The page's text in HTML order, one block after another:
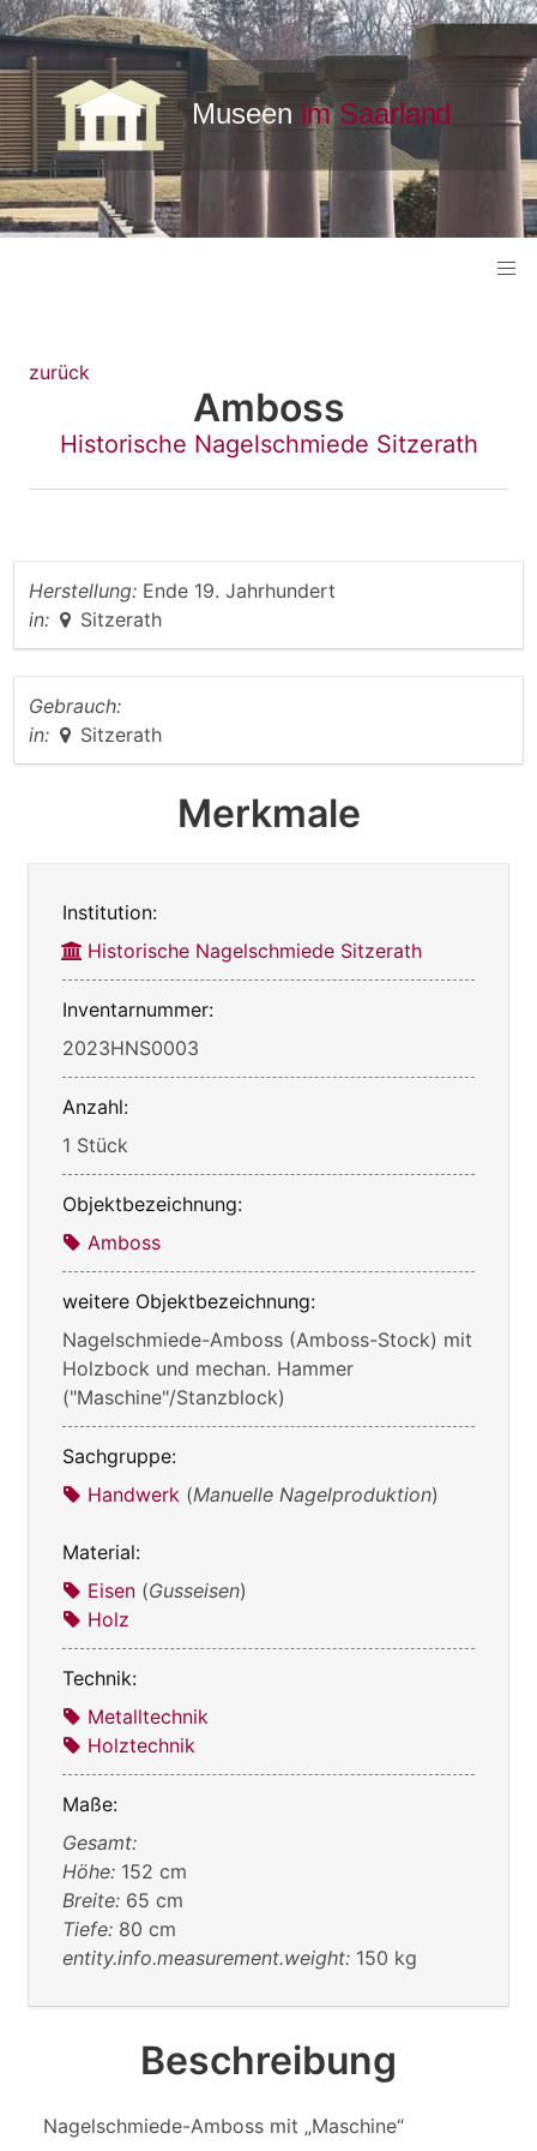
zurück
Amboss
Historische Nagelschmiede Sitzerath
Herstellung: Ende 19. Jahrhundert
in:
Sitzerath
Gebrauch:
in:
Sitzerath
Merkmale
Institution:
Historische Nagelschmiede Sitzerath
Inventarnummer:
2023HNS0003
Anzahl:
1 Stück
Objektbezeichnung:
Amboss
weitere Objektbezeichnung:
Nagelschmiede-Amboss (Amboss-Stock) mit
Holzbock und mechan. Hammer
("Maschine"/Stanzblock)
Sachgruppe:
Handwerk (Manuelle Nagelproduktion)
Material:
Eisen (Gusseisen)
Holz
Technik:
Metalltechnik
Holztechnik
Maße:
Gesamt:
Höhe: 152 cm
Breite: 65 cm
Tiefe: 80 cm
entity.info.measurement.weight: 150 kg
Beschreibung
Nagelschmiede-Amboss mit „Maschine“